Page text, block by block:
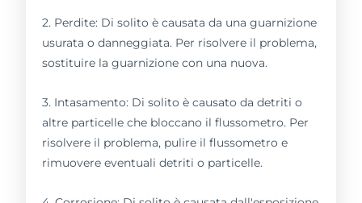
2. Perdite: Di solito è causata da una guarnizione
usurata o danneggiata. Per risolvere il problema,
sostituire la guarnizione con una nuova.
3. Intasamento: Di solito è causato da detriti o
altre particelle che bloccano il flussometro. Per
risolvere il problema, pulire il flussometro e
rimuovere eventuali detriti o particelle.